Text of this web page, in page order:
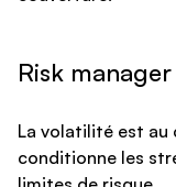
Risk manager
La volatilité est au
conditionne les